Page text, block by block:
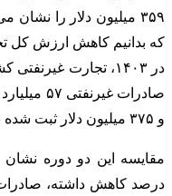
۳۵۹ میلیون دلار را
و ۳۷۵ میلیون دلار ثبت شده بود.